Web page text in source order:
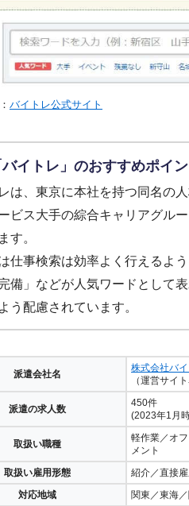
バイトレ公式サイト
バイトレ」のおすすめポイ
は、東京に本社を持つ同名の
ビス大手の綜合キャリアグル
す。
仕事検索は効率よく行えるよ
完備」などが人気ワードとして
う配慮されています。
派遣会社名
株式会社バ
（運営サイト
派遣の求人数
450件
(2023年1月
取扱い職種
軽作業／オ
メント
取扱い雇用形態
紹介／直接
対応地域
関東／東海